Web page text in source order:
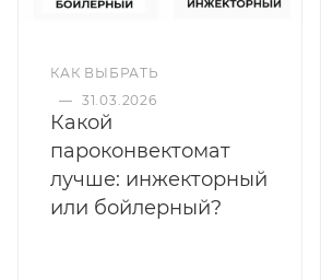
КАК ВЫБРАТЬ
— 31.03.2026
Какой
пароконвектомат
лучше: инжекторный
или бойлерный?